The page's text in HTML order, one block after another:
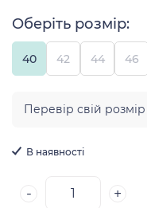
Оберіть розмір:
40 42 44 46
Перевір свій розмір
В наявності
- +